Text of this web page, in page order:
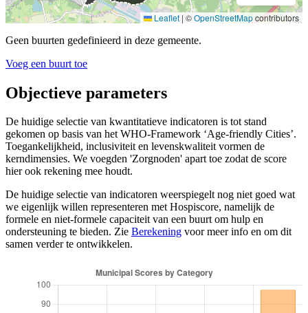
Leaflet | ©OpenStreetMapcontributors
Geen buurten gedefinieerd in deze gemeente.
Voeg een buurt toe
Objectieve parameters
De huidige selectie van kwantitatieve indicatoren is tot stand
gekomen op basis van het WHO-Framework ‘Age-friendly Cities’.
Toegankelijkheid, inclusiviteit en levenskwaliteit vormen de
kerndimensies. We voegden 'Zorgnoden' apart toe zodat de score
hier ook rekening mee houdt.
De huidige selectie van indicatoren weerspiegelt nog niet goed wat
we eigenlijk willen representeren met Hospiscore, namelijk de
formele en niet-formele capaciteit van een buurt om hulp en
ondersteuning te bieden. Zie Berekening voor meer info en om dit
samen verder te ontwikkelen.